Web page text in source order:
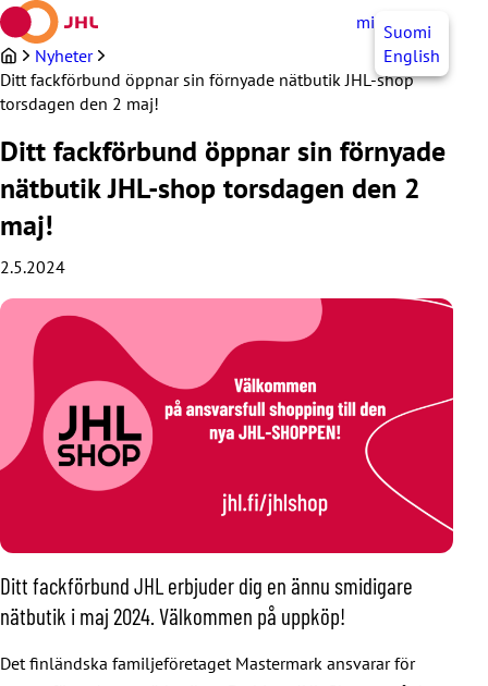
Hoppa
till
innehållet
mittJHL SV
Suomi
English
Nyheter
Ditt fackförbund öppnar sin förnyade nätbutik JHL-shop
torsdagen den 2 maj!
Ditt fackförbund öppnar sin förnyade
nätbutik JHL-shop torsdagen den 2
maj!
2.5.2024
Ditt fackförbund JHL erbjuder dig en ännu smidigare
nätbutik i maj 2024. Välkommen på uppköp!
Det finländska familjeföretaget Mastermark ansvarar för